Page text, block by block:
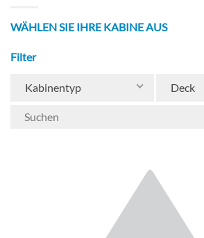
WÄHLEN SIE IHRE KABINE AUS
Filter
Kabinentyp Deck